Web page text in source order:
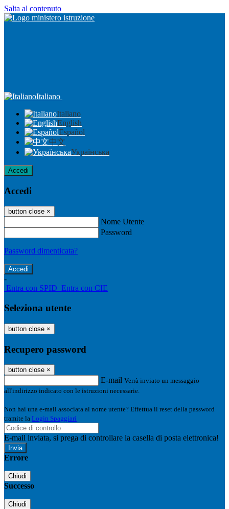
Salta al contenuto
Italiano
Italiano
English
Español
中文
Українська
Accedi
Accedi
button close ×
Nome Utente
Password
Password dimenticata?
-
Entra con SPID Entra con CIE
Seleziona utente
button close ×
Recupero password
button close ×
E-mail Verrà inviato un messaggio
all'indirizzo indicato con le istruzioni necessarie.
Non hai una e-mail associata al nome utente? Effettua il reset della password
tramite la Login Spaggiari
E-mail inviata, si prega di controllare la casella di posta elettronica!
Errore
Chiudi
Successo
Chiudi